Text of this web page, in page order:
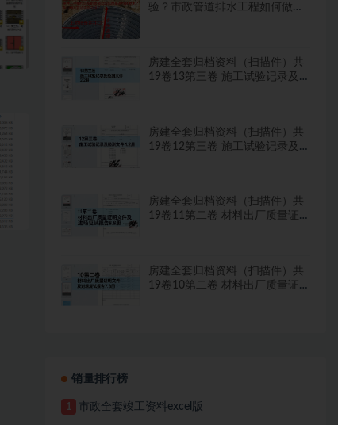
验？市政管道排水工程如何做闭
房建全套归档资料（扫描件）共
19卷13第三卷 施工试验记录及
房建全套归档资料（扫描件）共
19卷12第三卷 施工试验记录及
房建全套归档资料（扫描件）共
19卷11第二卷 材料出厂质量证
房建全套归档资料（扫描件）共
19卷10第二卷 材料出厂质量证
销量排行榜
1 市政全套竣工资料excel版